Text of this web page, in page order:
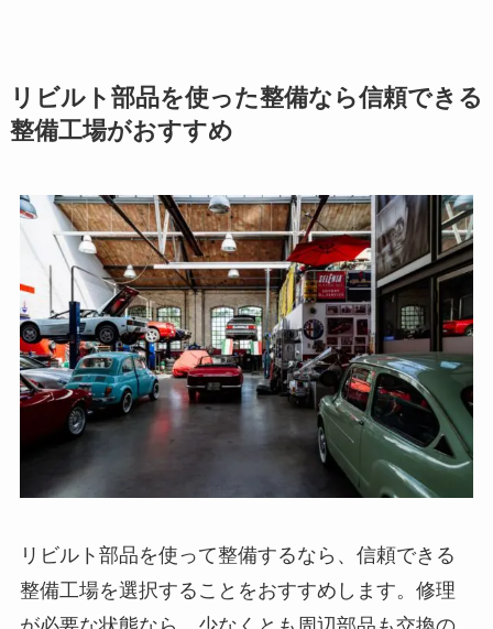
リビルト部品を使った整備なら信頼できる
整備工場がおすすめ
リビルト部品を使って整備するなら、信頼できる
整備工場を選択することをおすすめします。修理